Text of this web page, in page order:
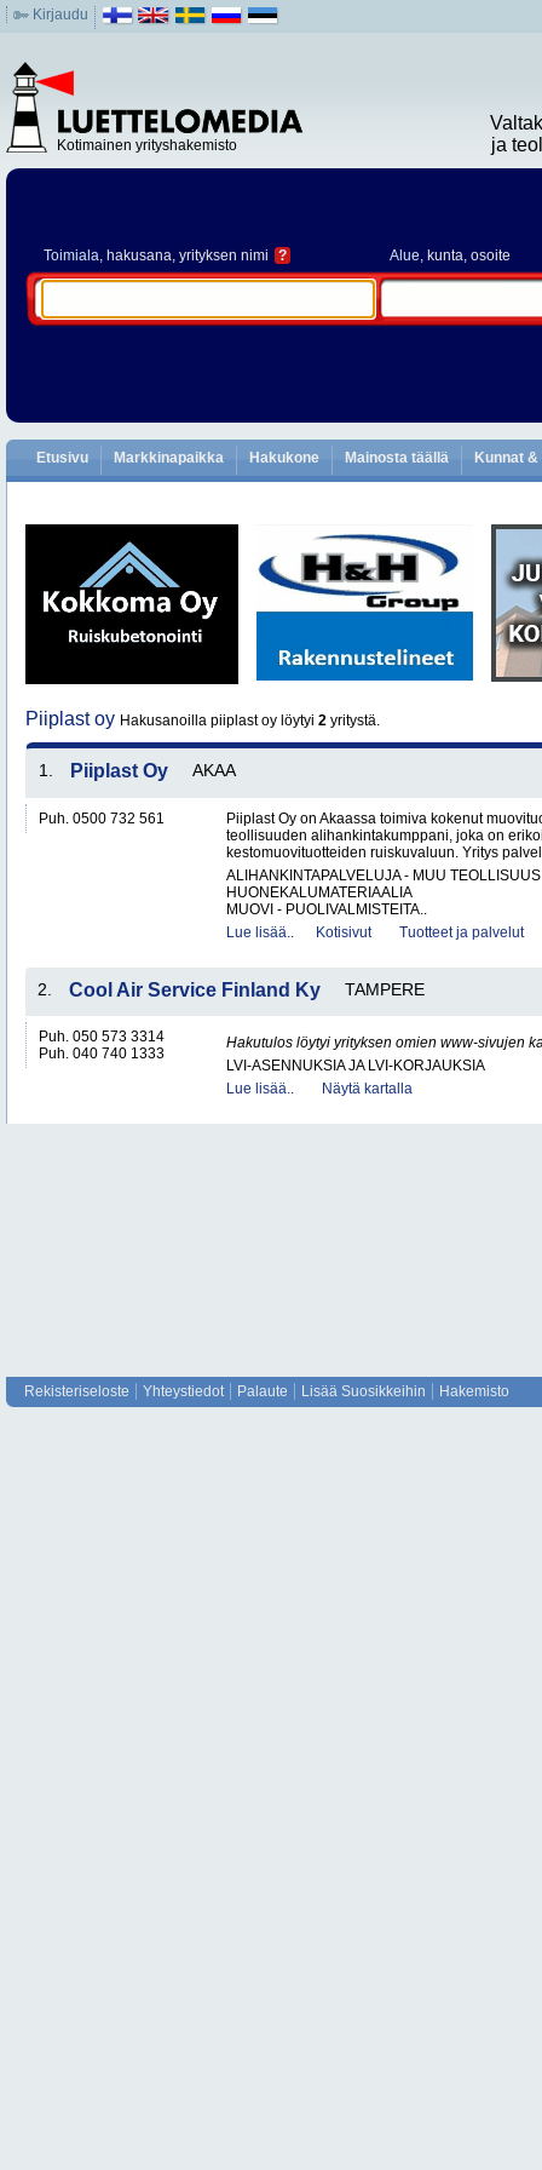
Kirjaudu
Kotimainen yrityshakemisto
ja
Toimiala, hakusana, yrityksen nimi ? Alue, kunta, osoite
Etusivu Markkinapaikka Hakukone Mainosta täällä Kunnat
Piiplast oy Hakusanoilla piiplast oy löytyi 2 yritystä.
1. Piiplast Oy AKAA
Puh. 0500 732 561
Piiplast Oy on Akaassa toimiva kokenut
teollisuuden alihankintakumppani, joka on
kestomuovituotteiden ruiskuvaluun. Yritys
ALIHANKINTAPALVELUJA - MUU TEOLLISUUS
HUONEKALUMATERIAALIA
MUOVI - PUOLIVALMISTEITA..
Lue lisää..
Kotisivut Tuotteet ja palvelut
2. Cool Air Service Finland Ky TAMPERE
Puh. 050 573 3314
Puh. 040 740 1333
Hakutulos löytyi yrityksen omien www-sivujen
LVI-ASENNUKSIA JA LVI-KORJAUKSIA
Lue lisää..
Näytä kartalla
Rekisteriseloste Yhteystiedot Palaute Lisää Suosikkeihin Hakemisto